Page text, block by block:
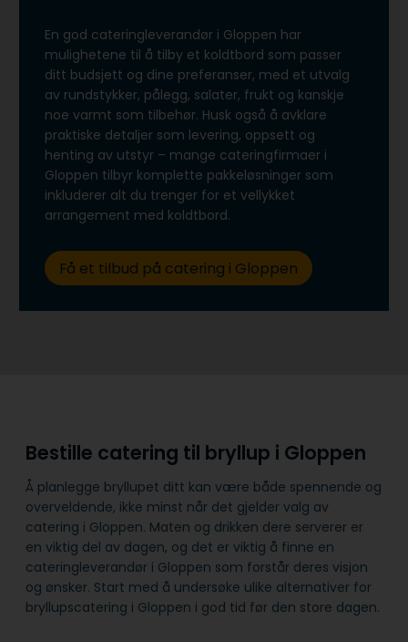
En god cateringleverandør i Gloppen har
mulighetene til å tilby et koldtbord som passer
ditt budsjett og dine preferanser, med et utvalg
av rundstykker, pålegg, salater, frukt og kanskje
noe varmt som tilbehør. Husk også å avklare
praktiske detaljer som levering, oppsett og
henting av utstyr – mange cateringfirmaer i
Gloppen tilbyr komplette pakkeløsninger som
inkluderer alt du trenger for et vellykket
arrangement med koldtbord.
Få et tilbud på catering i Gloppen
Bestille catering til bryllup i Gloppen
Å planlegge bryllupet ditt kan være både spennende og
overveldende, ikke minst når det gjelder valg av
catering i Gloppen. Maten og drikken dere serverer er
en viktig del av dagen, og det er viktig å finne en
cateringleverandør i Gloppen som forstår deres visjon
og ønsker. Start med å undersøke ulike alternativer for
bryllupscatering i Gloppen i god tid før den store dagen.